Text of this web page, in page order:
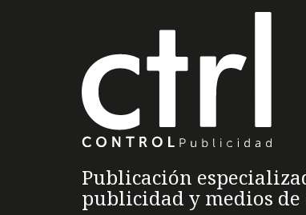
Publicación
publicidad y medios